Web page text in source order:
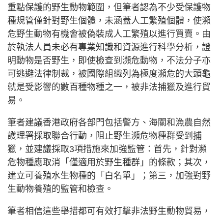
重點保護的野生動物範圍，但筆者認為不少受保護物
種規管僅針對野生個體，未涵蓋人工繁殖個體，使瀕
危野生動物有機會被偽裝成人工繁殖以進行買賣。由
於執法人員未必有專業知識和資源進行科學分析，證
明動物是否野生，即使檢查到瀕危動物，不法分子亦
可逃避法律制裁，被國際組織列為極度瀕危的大頭龜
就是受影響的數百種物種之一，被非法捕獵及進行貿
易。
筆者建議香港政府各部門包括警方、海關和漁農自然
護理署採取聯合行動，阻止野生瀕危物種群受到捕
獵，並建議採取3項措施來加強監管：首先，針對瀕
危物種應取消「僅適用於野生種群」的條款；其次，
建立可養殖水生物種的「白名單」；第三，加強對野
生動物養殖的監管和檢查。
筆者相信這些舉措都可有效打擊非法野生動物貿易，